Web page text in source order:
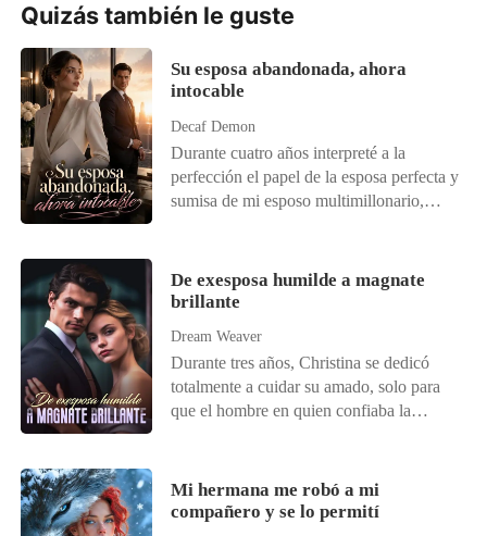
Quizás también le guste
Su esposa abandonada, ahora
intocable
Decaf Demon
Durante cuatro años interpreté a la
perfección el papel de la esposa perfecta y
sumisa de mi esposo multimillonario,
intentar cerrar un acuerdo de varios miles
de millones de dólares para su empresa,
a poner fin a toda esa farsa.
De exesposa humilde a magnate
brillante
Dream Weaver
Durante tres años, Christina se dedicó
totalmente a cuidar su amado, solo para
que el hombre en quien confiaba la
hazmerreír de la ciudad. Liberada,
perfeccionó sus talentos olvidados y dejó
Mi hermana me robó a mi
compañero y se lo permití